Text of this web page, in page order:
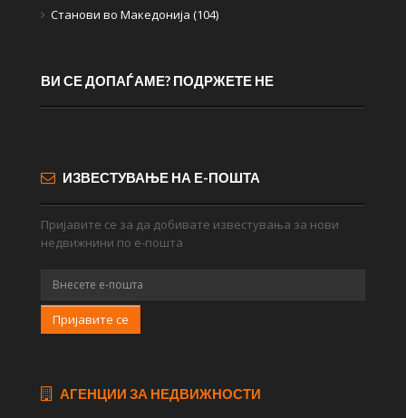
Станови во Македонија (104)
ВИ СЕ ДОПАЃАМЕ? ПОДРЖЕТЕ НЕ
ИЗВЕСТУВАЊЕ НА Е-ПОШТА
Пријавите се за да добивате известувања за нови
недвижнини по е-пошта
Пријавите се
АГЕНЦИИ ЗА НЕДВИЖНОСТИ